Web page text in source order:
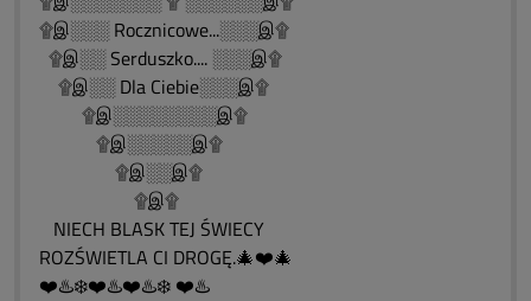
۩இ░░░ Rocznicowe...░░░இ۩
۩இ░░ Serduszko.... ░░░இ۩
۩இ░░ Dla Ciebie░░░இ۩
۩இ░░░░░░░░இ۩
۩இ░░░░░இ۩
۩இ░░இ۩
۩இ۩
NIECH BLASK TEJ ŚWIECY
ROZŚWIETLA CI DROGĘ.🎄❤️🎄
❤️♨️❄️❤️♨️❤️♨️❄️ ❤️♨️